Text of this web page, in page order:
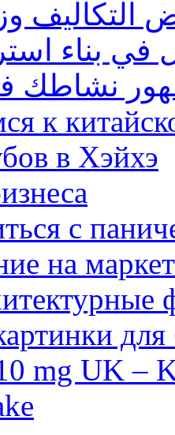
بناء
نشاطك
к
в Хэйхэ
с
на
mg UK –